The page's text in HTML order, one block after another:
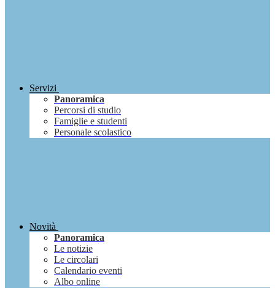
Servizi
Panoramica
Percorsi di studio
Famiglie e studenti
Personale scolastico
Novità
Panoramica
Le notizie
Le circolari
Calendario eventi
Albo online